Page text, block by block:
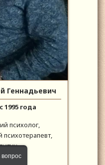
Геннадьевич
года
психолог,
психотерапевт,
вопрос